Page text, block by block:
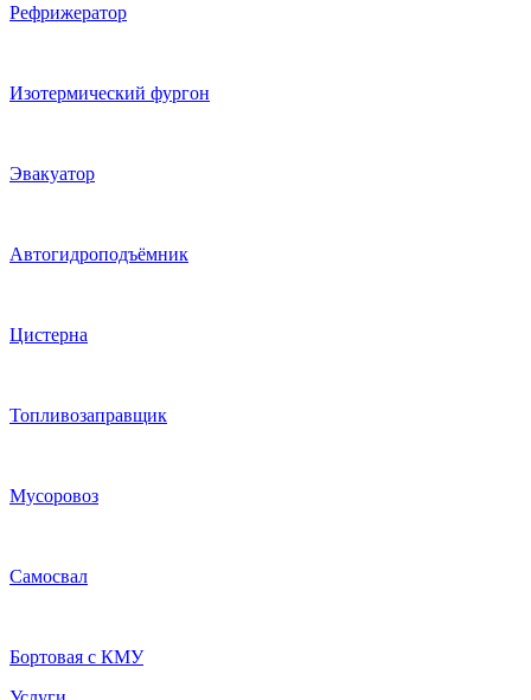
Рефрижератор
Изотермический фургон
Эвакуатор
Автогидроподъёмник
Цистерна
Топливозаправщик
Мусоровоз
Самосвал
Бортовая с КМУ